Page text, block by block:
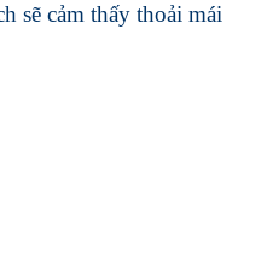
sẽ cảm thấy thoải mái